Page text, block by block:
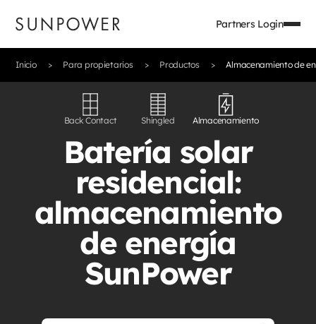
Partners Login
Inicio Para propietarios Productos Almacenamiento de
Back Contact Shingled Almacenamiento
Batería solar
residencial:
almacenamiento
de energía
SunPower